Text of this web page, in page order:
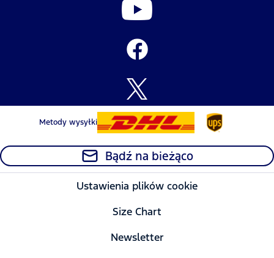
Metody wysyłki
Bądź na bieżąco
Ustawienia plików cookie
Size Chart
Newsletter